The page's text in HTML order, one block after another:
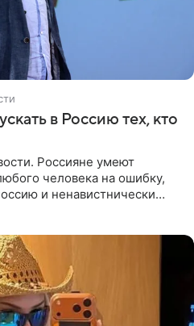
в Россию тех, кто
Россияне умеют
человека на ошибку,
и ненавистнически